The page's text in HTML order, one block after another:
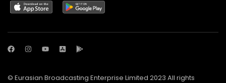
© Eurasian Broadcasting Enterprise Limited 2023 All rights